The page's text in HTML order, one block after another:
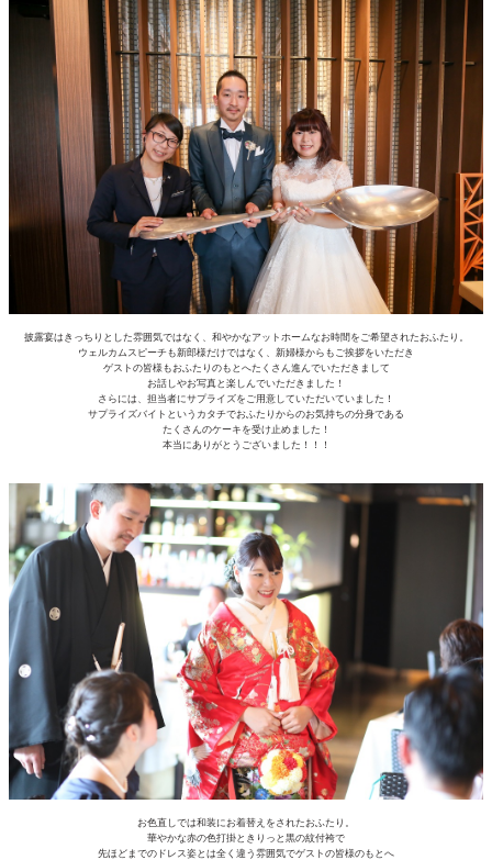
披露宴はきっちりとした雰囲気ではなく、和やかなアットホームなお時間をご希望されたおふたり。
ウェルカムスピーチも新郎様だけではなく、新婦様からもご挨拶をいただき
ゲストの皆様もおふたりのもとへたくさん進んでいただきまして
お話しやお写真と楽しんでいただきました！
さらには、担当者にサプライズをご用意していただいていました！
サプライズバイトというカタチでおふたりからのお気持ちの分身である
たくさんのケーキを受け止めました！
本当にありがとうございました！！！
お色直しでは和装にお着替えをされたおふたり。
華やかな赤の色打掛ときりっと黒の紋付袴で
先ほどまでのドレス姿とは全く違う雰囲気でゲストの皆様のもとへ